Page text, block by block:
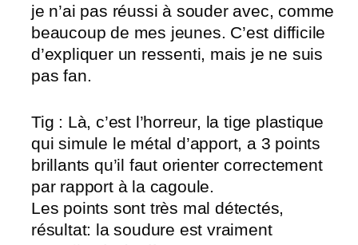
je n’ai pas réussi à souder avec, comme
beaucoup de mes jeunes. C’est difficile
d’expliquer un ressenti, mais je ne suis
pas fan.
Tig : Là, c’est l’horreur, la tige plastique
qui simule le métal d’apport, a 3 points
brillants qu’il faut orienter correctement
par rapport à la cagoule.
Les points sont très mal détectés,
résultat: la soudure est vraiment